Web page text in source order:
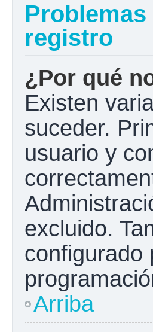
registro
¿Por qué
Existen
suceder.
usuario y
excluido.
configurado
Arriba